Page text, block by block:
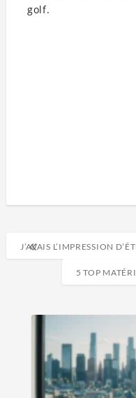
golf.
J’AVAIS L’IMPRESSION D’ÊTRE PLUS PROCHE